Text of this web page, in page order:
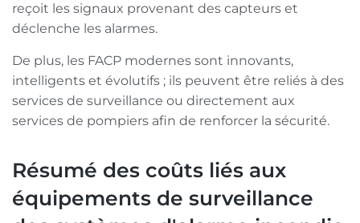
reçoit les signaux provenant des capteurs et
déclenche les alarmes.
De plus, les FACP modernes sont innovants,
intelligents et évolutifs ; ils peuvent être reliés à des
services de surveillance ou directement aux
services de pompiers afin de renforcer la sécurité.
Résumé des coûts liés aux
équipements de surveillance